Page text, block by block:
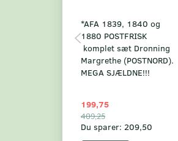
*AFA 1839, 1840 og
1880 POSTFRISK
komplet sæt Dronning
Margrethe (POSTNORD).
MEGA SJÆLDNE!!!
199,75
409,25
Du sparer: 209,50